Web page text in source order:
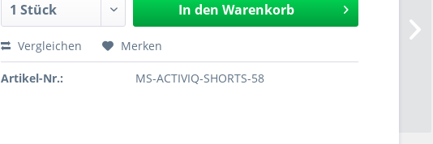
In den Warenkorb
Vergleichen Merken
Artikel-Nr.: MS-ACTIVIQ-SHORTS-58